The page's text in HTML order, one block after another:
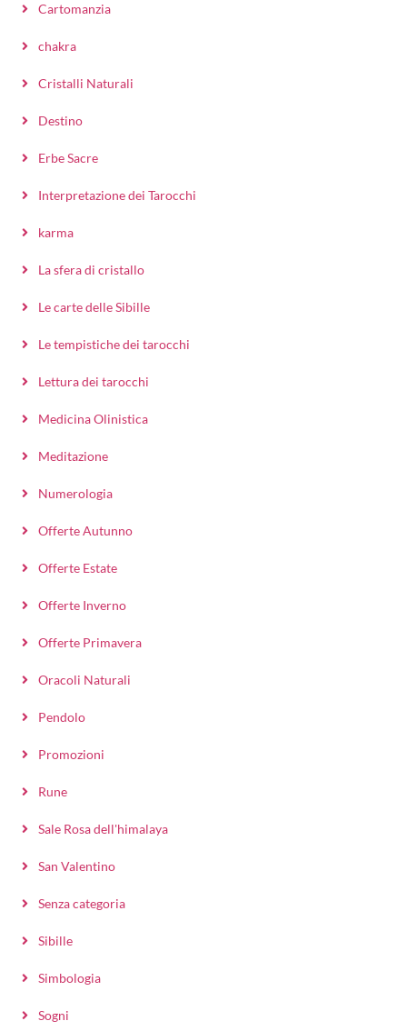
Cartomanzia
chakra
Cristalli Naturali
Destino
Erbe Sacre
Interpretazione dei Tarocchi
karma
La sfera di cristallo
Le carte delle Sibille
Le tempistiche dei tarocchi
Lettura dei tarocchi
Medicina Olinistica
Meditazione
Numerologia
Offerte Autunno
Offerte Estate
Offerte Inverno
Offerte Primavera
Oracoli Naturali
Pendolo
Promozioni
Rune
Sale Rosa dell'himalaya
San Valentino
Senza categoria
Sibille
Simbologia
Sogni